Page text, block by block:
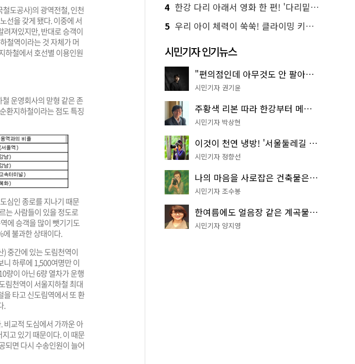
도공사)의 광역전철, 인천
선을 갖게 됐다. 이중에 서
려져있지만, 반대로 승객이
철역이라는 것 자체가 머
하철에서 호선별 이용인원
운영회사의 맏형 같은 존
환지하철이라는 점도 특징
심인 종로를 지나기 때문
는 사람들이 있을 정도로
에 승객을 많이 뺏기기도
불과한 상태이다.
중간에 있는 도림천역이
니 하루에 1,500여명만 이
량이 아닌 6량 열차가 운행
림천역이 서울지하철 최대
을 타고 신도림역에서 또 환
.
비교적 도심에서 가까운 아
고 있기 때문이다. 이 때문
되면 다시 수송인원이 늘어
4 한강 다리 아래서 영화 한 편! '다리밑 영화관' 무료 상영
5 우리 아이 체력이 쑥쑥! 클라이밍 키즈카페·어린이 체력장
시민기자 인기뉴스
"편의점인데 아무것도 안 팔아요" 서울에서 가장 특별한 편의점의 정체
시민기자 권기윤
주황색 리본 따라 한강부터 메타세쿼이아 숲길까지…서울둘레길 15코스
시민기자 박상현
이것이 천연 냉방! '서울둘레길 9코스'로 숲속 피서 떠나볼까
시민기자 정향선
나의 마음을 사로잡은 건축물은? '서울시 건축상' 수상작 공개!
시민기자 조수봉
한여름에도 얼음장 같은 계곡물! 서울 '진관사 계곡'이 천국이네~
시민기자 양지영